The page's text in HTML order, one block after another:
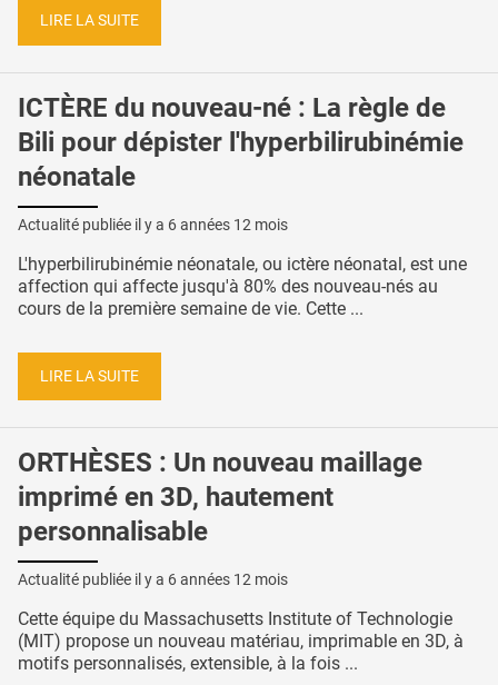
LIRE LA SUITE
ICTÈRE du nouveau-né : La règle de
Bili pour dépister l'hyperbilirubinémie
néonatale
Actualité publiée il y a 6 années 12 mois
L'hyperbilirubinémie néonatale, ou ictère néonatal, est une
affection qui affecte jusqu'à 80% des nouveau-nés au
cours de la première semaine de vie. Cette ...
LIRE LA SUITE
ORTHÈSES : Un nouveau maillage
imprimé en 3D, hautement
personnalisable
Actualité publiée il y a 6 années 12 mois
Cette équipe du Massachusetts Institute of Technologie
(MIT) propose un nouveau matériau, imprimable en 3D, à
motifs personnalisés, extensible, à la fois ...